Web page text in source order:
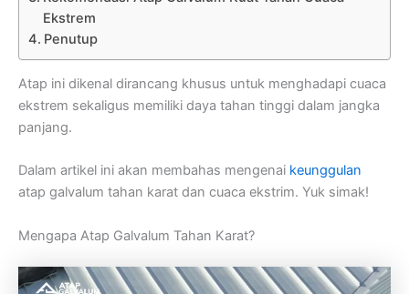
Ekstrem
Penutup
Atap ini dikenal dirancang khusus untuk menghadapi cuaca
ekstrem sekaligus memiliki daya tahan tinggi dalam jangka
panjang.
Dalam artikel ini akan membahas mengenai keunggulan
atap galvalum tahan karat dan cuaca ekstrim. Yuk simak!
Mengapa Atap Galvalum Tahan Karat?